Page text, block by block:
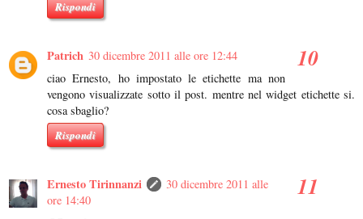
Rispondi
Patrich 30 dicembre 2011 alle ore 12:44
ciao Ernesto, ho impostato le etichette ma non
vengono visualizzate sotto il post. mentre nel widget etichette si.
cosa sbaglio?
Rispondi
Ernesto Tirinnanzi
30 dicembre 2011 alle
ore 14:40